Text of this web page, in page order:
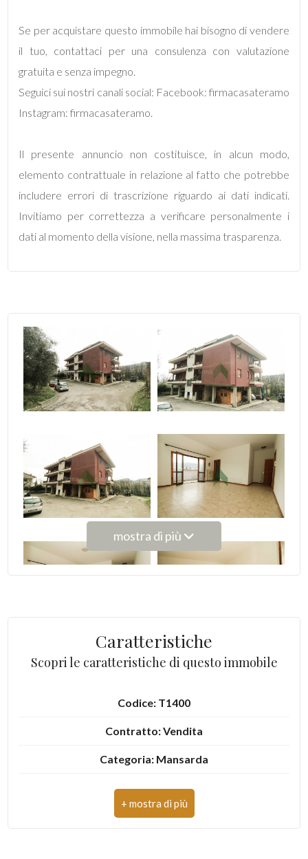
Se per acquistare questo immobile hai bisogno di vendere
il tuo, contattaci per una consulenza con valutazione
gratuita e senza impegno.
Seguici sui nostri canali social: Facebook: firmacasateramo
Instagram: firmacasateramo.
Il presente annuncio non costituisce, in alcun modo,
elemento contrattuale in relazione al fatto che potrebbe
includere errori di trascrizione riguardo ai dati indicati.
Invitiamo per correttezza a verificare personalmente i
dati al momento della visione, nella massima trasparenza.
mostra di più
Caratteristiche
Scopri le caratteristiche di questo immobile
Codice: T1400
Contratto: Vendita
Categoria: Mansarda
Indirizzo: contrada San Giusta
Comune: Montorio al Vomano
Bagni
minimi
Qualsiasi
1
2
3
5+
Camere
minime
Qualsiasi
1